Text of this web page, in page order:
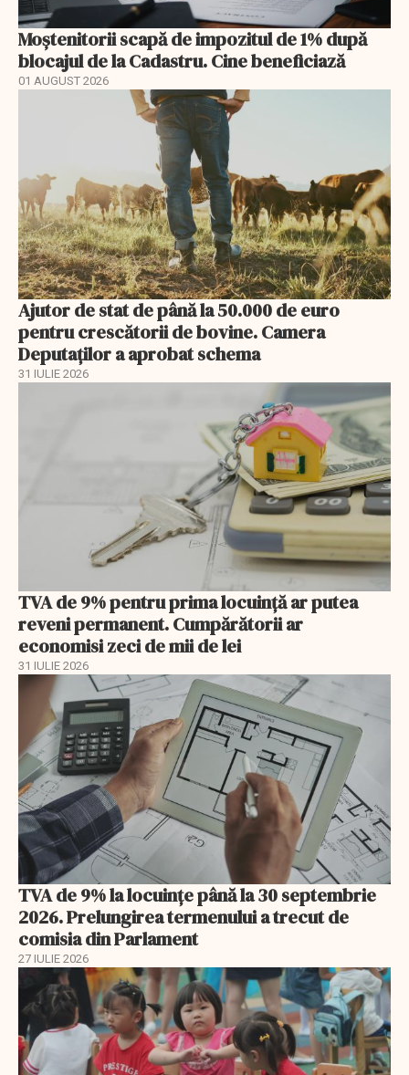
Moștenitorii scapă de impozitul de 1% după
blocajul de la Cadastru. Cine beneficiază
01 AUGUST 2026
Ajutor de stat de până la 50.000 de euro
pentru crescătorii de bovine. Camera
Deputaților a aprobat schema
31 IULIE 2026
TVA de 9% pentru prima locuință ar putea
reveni permanent. Cumpărătorii ar
economisi zeci de mii de lei
31 IULIE 2026
TVA de 9% la locuințe până la 30 septembrie
2026. Prelungirea termenului a trecut de
comisia din Parlament
27 IULIE 2026